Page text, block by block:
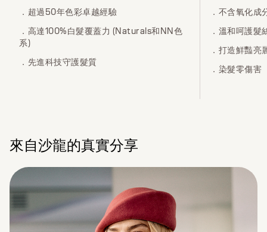
．超過50年色彩卓越經驗
．高達100%白髮覆蓋力 (Naturals和NN色
系)
．先進科技守護髮質
．不含氧化成
．溫和呵護髮
．打造鮮豔亮
．染髮零傷害
來自沙龍的真實分享